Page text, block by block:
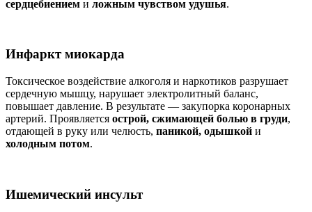
сердцебиением и ложным чувством удушья.
Инфаркт миокарда
Токсическое воздействие алкоголя и наркотиков разрушает
сердечную мышцу, нарушает электролитный баланс,
повышает давление. В результате — закупорка коронарных
артерий. Проявляется острой, сжимающей болью в груди,
отдающей в руку или челюсть, паникой, одышкой и
холодным потом.
Ишемический инсульт